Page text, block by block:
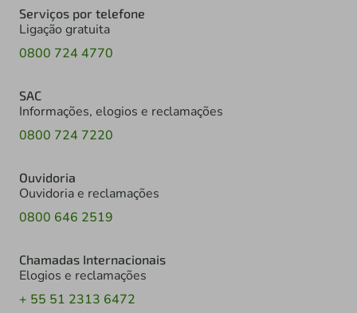
Serviços por telefone
Ligação gratuita
0800 724 4770
SAC
Informações, elogios e reclamações
0800 724 7220
Ouvidoria
Ouvidoria e reclamações
0800 646 2519
Chamadas Internacionais
Elogios e reclamações
+ 55 51 2313 6472